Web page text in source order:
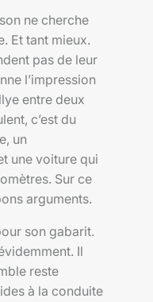
ne cherche
Et tant mieux.
pas de leur
l’impression
entre deux
c’est du
un
une voiture qui
Sur ce
arguments.
son gabarit.
Il
reste
à la conduite